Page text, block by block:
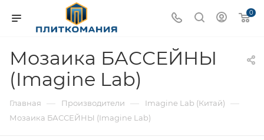
0
Мозаика БАССЕЙНЫ
(Imagine Lab)
Главная — Производители — Imagine Lab (Китай) —
Мозаика БАССЕЙНЫ (Imagine Lab)